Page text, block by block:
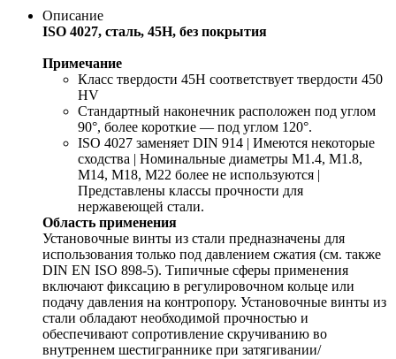
Описание
ISO 4027, сталь, 45H, без покрытия
Примечание
Класс твердости 45H соответствует твердости 450
HV
Стандартный наконечник расположен под углом
90°, более короткие — под углом 120°.
ISO 4027 заменяет DIN 914 | Имеются некоторые
сходства | Номинальные диаметры M1.4, M1.8,
M14, M18, M22 более не используются |
Представлены классы прочности для
нержавеющей стали.
Область применения
Установочные винты из стали предназначены для
использования только под давлением сжатия (см. также
DIN EN ISO 898-5). Типичные сферы применения
включают фиксацию в регулировочном кольце или
подачу давления на контропору. Установочные винты из
стали обладают необходимой прочностью и
обеспечивают сопротивление скручиванию во
внутреннем шестиграннике при затягивании/